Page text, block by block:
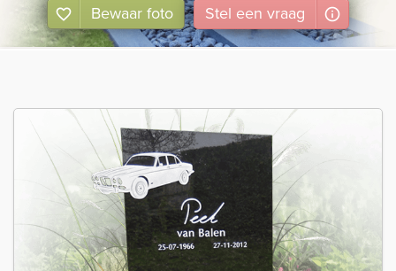
Bewaar foto Stel een vraag